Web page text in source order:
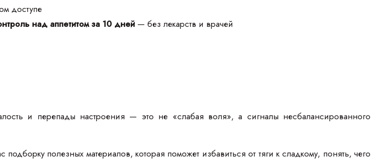
доступе
над аппетитом за 10 дней — без лекарств и врачей
и перепады настроения — это не «слабая воля», а сигналы несбалансированного
полезных материалов, которая поможет избавиться от тяги к сладкому, понять, чего